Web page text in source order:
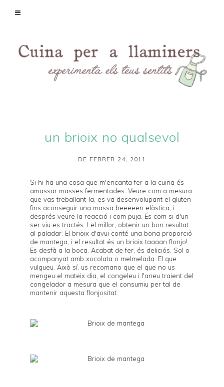
un brioix no qualsevol
DE FEBRER 24, 2011
Si hi ha una cosa que m'encanta fer a la cuina és
amassar masses fermentades. Veure com a mesura
que vas treballant-la, es va desenvolupant el gluten
fins aconseguir una massa beeeeen elàstica, i
després veure la reacció i com puja. És com si d'un
ser viu es tractés. I el millor, obtenir un bon resultat
al paladar. El brioix d'avui conté una bona proporció
de mantega, i el resultat és un brioix taaaan flonjo!
Es desfà a la boca. Acabat de fer, és deliciós. Sol o
acompanyat amb xocolata o melmelada. El que
vulgueu. Això sí, us recomano que el que no us
mengeu el mateix dia, el congeleu i l'aneu traient del
congelador a mesura que el consumiu per tal de
mantenir aquesta flonjositat.